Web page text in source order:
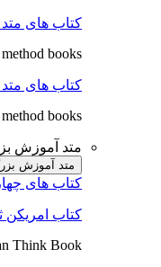
کتاب های
books
کتاب های
books
متد آموزش
متد آموزش
کتاب های
کتاب امریکن
Think Book